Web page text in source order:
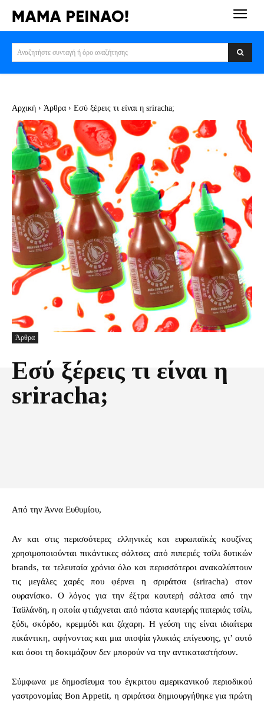
Αναζητήστε συνταγή ή όρο αναζήτησης
Αρχική Άρθρα Εσύ ξέρεις τι είναι η sriracha;
Άρθρα
Εσύ ξέρεις τι είναι η
sriracha;
Από την Άννα Ευθυμίου,
Αν και στις περισσότερες ελληνικές και ευρωπαϊκές κουζίνες
χρησιμοποιούνται πικάντικες σάλτσες από πιπεριές τσίλι δυτικών
brands, τα τελευταία χρόνια όλο και περισσότεροι ανακαλύπτουν
τις μεγάλες χαρές που φέρνει η σριράτσα (sriracha) στον
ουρανίσκο. Ο λόγος για την έξτρα καυτερή σάλτσα από την
Ταϋλάνδη, η οποία φτιάχνεται από πάστα καυτερής πιπεριάς τσίλι,
ξύδι, σκόρδο, κρεμμύδι και ζάχαρη. Η γεύση της είναι ιδιαίτερα
πικάντικη, αφήνοντας και μια υποψία γλυκιάς επίγευσης, γι’ αυτό
και όσοι τη δοκιμάζουν δεν μπορούν να την αντικαταστήσουν.
Σύμφωνα με δημοσίευμα του έγκριτου αμερικανικού περιοδικού
γαστρονομίας Bon Appetit, η σριράτσα δημιουργήθηκε για πρώτη